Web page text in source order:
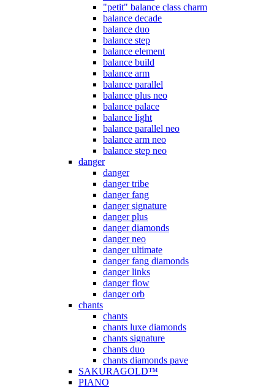
"petit" balance class charm
balance decade
balance duo
balance step
balance element
balance build
balance arm
balance parallel
balance plus neo
balance palace
balance light
balance parallel neo
balance arm neo
balance step neo
danger
danger
danger tribe
danger fang
danger signature
danger plus
danger diamonds
danger neo
danger ultimate
danger fang diamonds
danger links
danger flow
danger orb
chants
chants
chants luxe diamonds
chants signature
chants duo
chants diamonds pave
SAKURAGOLD™
PIANO